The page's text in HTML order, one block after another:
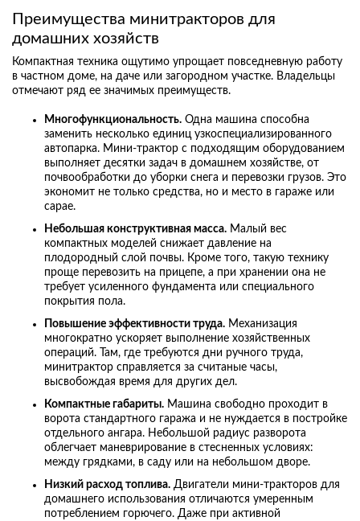
Преимущества минитракторов для
домашних хозяйств
Компактная техника ощутимо упрощает повседневную работу
в частном доме, на даче или загородном участке. Владельцы
отмечают ряд ее значимых преимуществ.
Многофункциональность. Одна машина способна
заменить несколько единиц узкоспециализированного
автопарка. Мини-трактор с подходящим оборудованием
выполняет десятки задач в домашнем хозяйстве, от
почвообработки до уборки снега и перевозки грузов. Это
экономит не только средства, но и место в гараже или
сарае.
Небольшая конструктивная масса. Малый вес
компактных моделей снижает давление на
плодородный слой почвы. Кроме того, такую технику
проще перевозить на прицепе, а при хранении она не
требует усиленного фундамента или специального
покрытия пола.
Повышение эффективности труда. Механизация
многократно ускоряет выполнение хозяйственных
операций. Там, где требуются дни ручного труда,
минитрактор справляется за считаные часы,
высвобождая время для других дел.
Компактные габариты. Машина свободно проходит в
ворота стандартного гаража и не нуждается в постройке
отдельного ангара. Небольшой радиус разворота
облегчает маневрирование в стесненных условиях:
между грядками, в саду или на небольшом дворе.
Низкий расход топлива. Двигатели мини-тракторов для
домашнего использования отличаются умеренным
потреблением горючего. Даже при активной